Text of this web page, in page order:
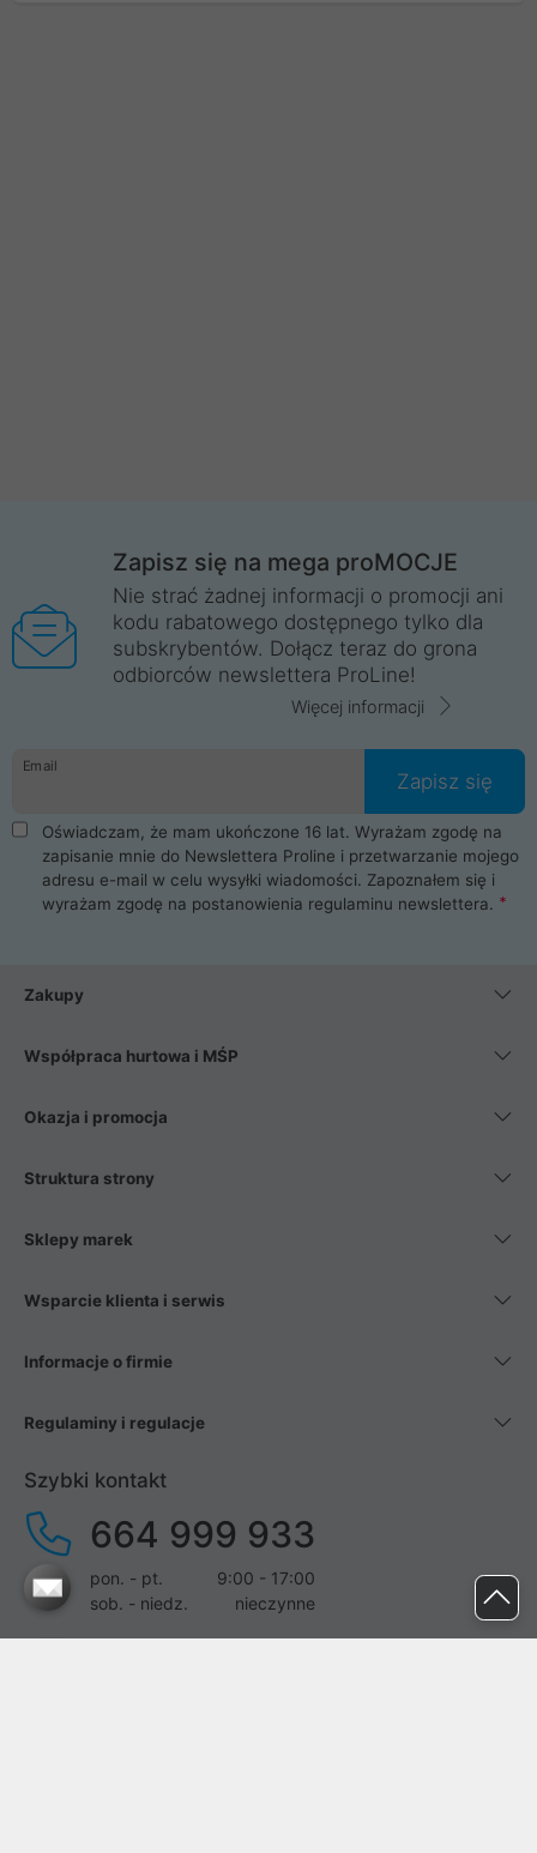
Zapisz się na mega proMOCJE
Nie strać żadnej informacji o promocji ani
kodu rabatowego dostępnego tylko dla
subskrybentów. Dołącz teraz do grona
odbiorców newslettera ProLine!
Więcej informacji
Email
Zapisz się
Oświadczam, że mam ukończone 16 lat. Wyrażam zgodę na
zapisanie mnie do Newslettera Proline i przetwarzanie mojego
adresu e-mail w celu wysyłki wiadomości. Zapoznałem się i
wyrażam zgodę na postanowienia regulaminu newslettera.
Zakupy
Współpraca hurtowa i MŚP
Okazja i promocja
Struktura strony
Sklepy marek
Wsparcie klienta i serwis
Informacje o firmie
Regulaminy i regulacje
Szybki kontakt
664 999 933
pon. - pt.
9:00 - 17:00
sob. - niedz.
nieczynne